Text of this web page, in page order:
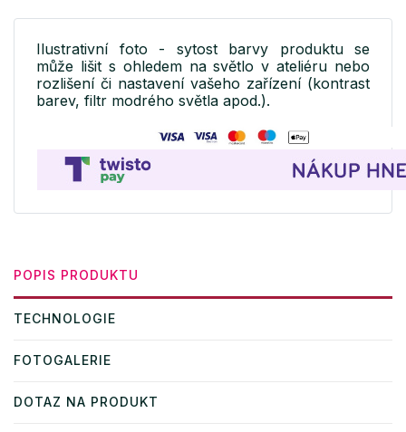
Ilustrativní foto - sytost barvy produktu se
může lišit s ohledem na světlo v ateliéru nebo
rozlišení či nastavení vašeho zařízení (kontrast
barev, filtr modrého světla apod.).
POPIS PRODUKTU
TECHNOLOGIE
FOTOGALERIE
DOTAZ NA PRODUKT